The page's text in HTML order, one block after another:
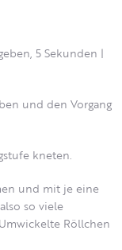
5 Sekunden |
und den Vorgang
kneten.
und mit je eine
so viele
Röllchen